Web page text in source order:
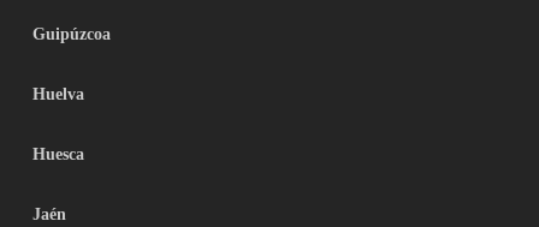
Guipúzcoa
Huelva
Huesca
Jaén